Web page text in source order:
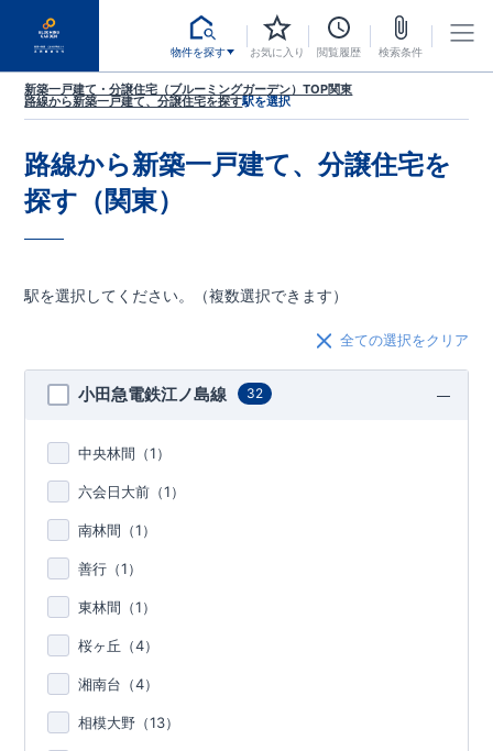
物件を探す お気に入り 閲覧履歴 検索条件
新築一戸建て・分譲住宅（ブルーミングガーデン）TOP関東
路線から新築一戸建て、分譲住宅を探す駅を選択
路線から新築一戸建て、分譲住宅を
探す（関東）
駅を選択してください。（複数選択できます）
全ての選択をクリア
小田急電鉄江ノ島線 32
中央林間（1）
六会日大前（1）
南林間（1）
善行（1）
東林間（1）
桜ヶ丘（4）
湘南台（4）
相模大野（13）